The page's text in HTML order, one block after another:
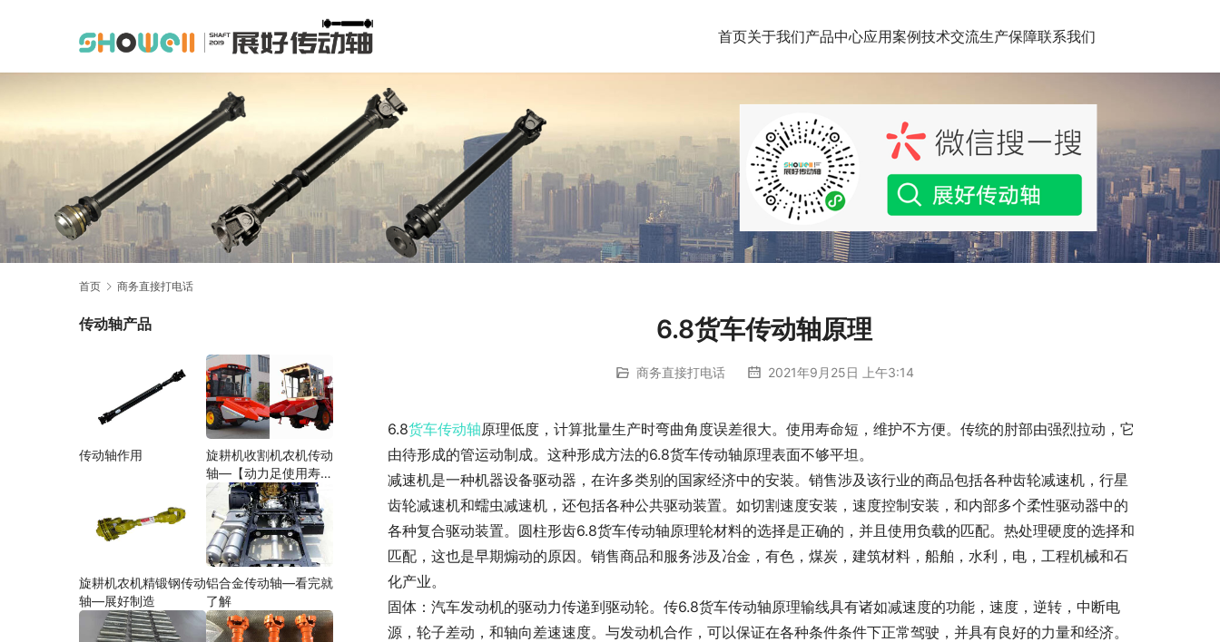
首页关于我们产品中心应用案例技术交流生产保障联系我们
首页 商务直接打电话
6.8货车传动轴原理
商务直接打电话 2021年9月25日 上午3:14
6.8货车传动轴原理低度，计算批量生产时弯曲角度误差很大。使用寿命短，维护不方便。传统的肘部由强烈拉动，它
由待形成的管运动制成。这种形成方法的6.8货车传动轴原理表面不够平坦。
减速机是一种机器设备驱动器，在许多类别的国家经济中的安装。销售涉及该行业的商品包括各种齿轮减速机，行星
齿轮减速机和蠕虫减速机，还包括各种公共驱动装置。如切割速度安装，速度控制安装，和内部多个柔性驱动器中的
各种复合驱动装置。圆柱形齿6.8货车传动轴原理轮材料的选择是正确的，并且使用负载的匹配。热处理硬度的选择和
匹配，这也是早期煽动的原因。销售商品和服务涉及冶金，有色，煤炭，建筑材料，船舶，水利，电，工程机械和石
化产业。
固体：汽车发动机的驱动力传递到驱动轮。传6.8货车传动轴原理输线具有诸如减速度的功能，速度，逆转，中断电
源，轮子差动，和轴向差速速度。与发动机合作，可以保证在各种条件条件下正常驾驶，并具有良好的力量和经济。
传动轴产品
传动轴作用
旋耕机收割机农机传动
轴—【动力足使用寿命
久】
旋耕机农机精锻钢传动
轴—展好制造
铝合金传动轴—看完就
了解